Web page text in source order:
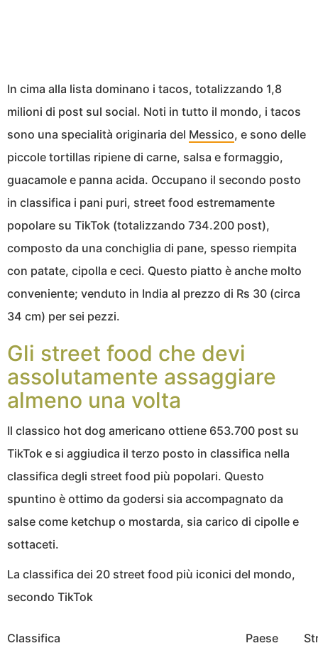
In cima alla lista dominano i tacos, totalizzando 1,8
milioni di post sul social. Noti in tutto il mondo, i tacos
sono una specialità originaria del Messico, e sono delle
piccole tortillas ripiene di carne, salsa e formaggio,
guacamole e panna acida. Occupano il secondo posto
in classifica i pani puri, street food estremamente
popolare su TikTok (totalizzando 734.200 post),
composto da una conchiglia di pane, spesso riempita
con patate, cipolla e ceci. Questo piatto è anche molto
conveniente; venduto in India al prezzo di Rs 30 (circa
34 cm) per sei pezzi.
Gli street food che devi
assolutamente assaggiare
almeno una volta
Il classico hot dog americano ottiene 653.700 post su
TikTok e si aggiudica il terzo posto in classifica nella
classifica degli street food più popolari. Questo
spuntino è ottimo da godersi sia accompagnato da
salse come ketchup o mostarda, sia carico di cipolle e
sottaceti.
La classifica dei 20 street food più iconici del mondo,
secondo TikTok
Classifica Paese